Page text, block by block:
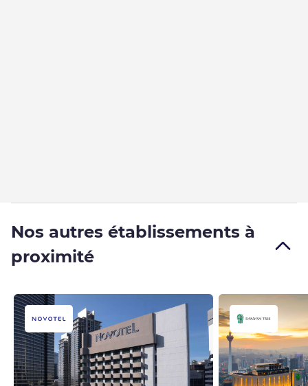
Nos autres établissements à
proximité